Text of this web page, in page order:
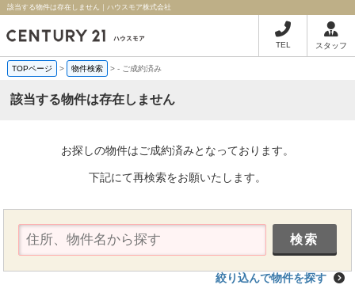
該当する物件は存在しません｜ハウスモア株式会社
TEL スタッフ
TOPページ > 物件検索 >- ご成約済み
該当する物件は存在しません
お探しの物件はご成約済みとなっております。
下記にて再検索をお願いたします。
絞り込んで物件を探す